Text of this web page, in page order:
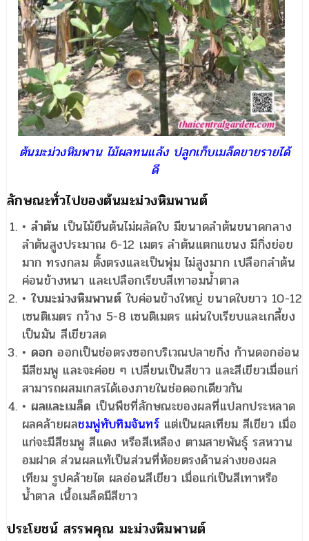
ต้นมะม่วงหิมพาน ไม้ผลทนแล้ง ปลูกเก็บเมล็ดขายรายได้
ดี
ลักษณะทั่วไปของต้นมะม่วงหิมพานต์
• ลำต้น เป็นไม้ยืนต้นไม่ผลัดใบ มีขนาดลำต้นขนาดกลาง
ลำต้นสูงประมาณ 6-12 เมตร ลำต้นแตกแขนง มีกิ่งย่อย
มาก ทรงกลม ตั้งตรงและเป็นพุ่ม ไม่สูงมาก เปลือกลำต้น
ค่อนข้างหนา และเปลือกเรียบสีเทาอมน้ำตาล
• ใบมะม่วงหิมพานต์ ใบค่อนข้างใหญ่ ขนาดใบยาว 10-12
เซนติเมตร กว้าง 5-8 เซนติเมตร แผ่นใบเรียบและเกลี้ยง
เป็นมัน สีเขียวสด
• ดอก ออกเป็นช่อตรงซอกบริเวณปลายกิ่ง ก้านดอกอ่อน
มีสีชมพู และจะค่อย ๆ เปลี่ยนเป็นสีขาว และสีเขียวเมื่อแก่
สามารถผสมเกสรได้เองภายในช่อดอกเดียวกัน
• ผลและเมล็ด เป็นพืชที่ลักษณะของผลที่แปลกประหลาด
ผลคล้ายผลชมพู่ทับทิมจันทร์ แต่เป็นผลเทียม สีเขียว เมื่อ
แก่จะมีสีชมพู สีแดง หรือสีเหลือง ตามสายพันธุ์ รสหวาน
อมฝาด ส่วนผลแท้เป็นส่วนที่ห้อยตรงด้านล่างของผล
เทียม รูปคล้ายไต ผลอ่อนสีเขียว เมื่อแก่เป็นสีเทาหรือ
น้ำตาล เนื้อเมล็ดมีสีขาว
ประโยชน์ สรรพคุณ มะม่วงหิมพานต์